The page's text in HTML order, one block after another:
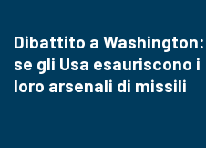
Dibattito a Washington:
se gli Usa esauriscono i
loro arsenali di missili